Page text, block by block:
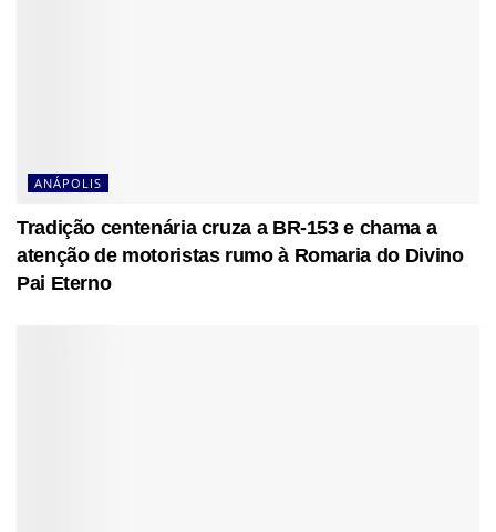
ANÁPOLIS
Tradição centenária cruza a BR-153 e chama a
atenção de motoristas rumo à Romaria do Divino
Pai Eterno